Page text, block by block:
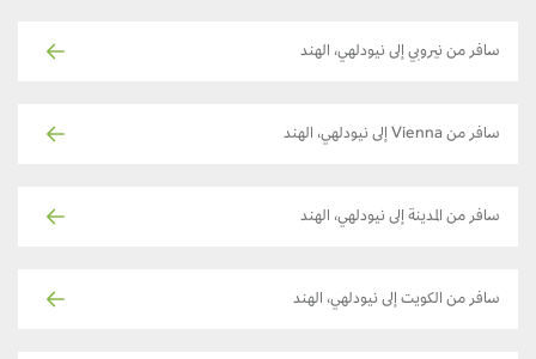
سافر من نيروبي إلى نيودلهي، الهند
سافر من Vienna إلى نيودلهي، الهند
سافر من المدينة إلى نيودلهي، الهند
سافر من الكويت إلى نيودلهي، الهند